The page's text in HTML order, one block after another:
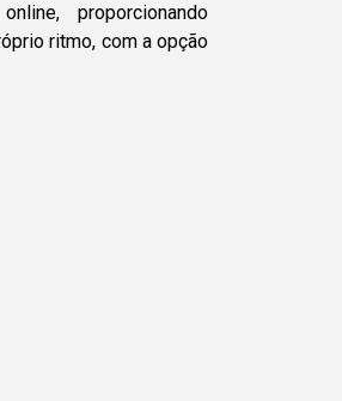
proporcionando
ritmo, com a opção